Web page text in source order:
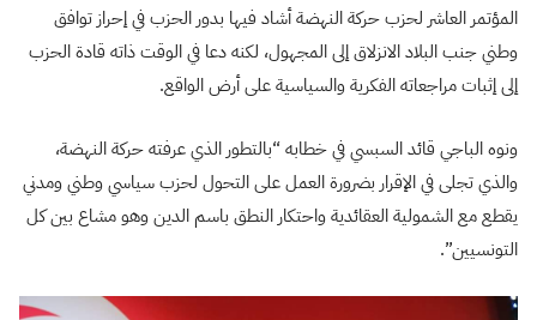
المؤتمر العاشر لحزب حركة النهضة أشاد فيها بدور الحزب في إحراز توافق
وطني جنب البلاد الانزلاق إلى المجهول، لكنه دعا في الوقت ذاته قادة الحزب
إلى إثبات مراجعاته الفكرية والسياسية على أرض الواقع.
ونوه الباجي قائد السبسي في خطابه “بالتطور الذي عرفته حركة النهضة،
والذي تجلى في الإقرار بضرورة العمل على التحول لحزب سياسي وطني ومدني
يقطع مع الشمولية العقائدية واحتكار النطق باسم الدين وهو مشاع بين كل
التونسيين”.